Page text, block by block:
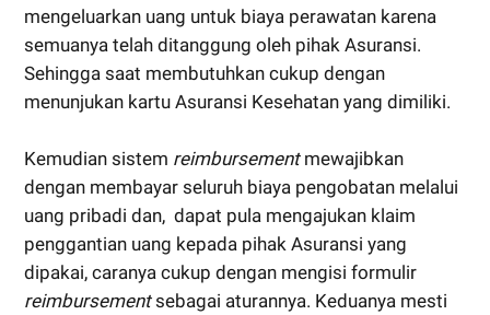
mengeluarkan uang untuk biaya perawatan karena
semuanya telah ditanggung oleh pihak Asuransi.
Sehingga saat membutuhkan cukup dengan
menunjukan kartu Asuransi Kesehatan yang dimiliki.
Kemudian sistem reimbursementmewajibkan
dengan membayar seluruh biaya pengobatan melalui
uang pribadi dan, dapat pula mengajukan klaim
penggantian uang kepada pihak Asuransi yang
dipakai, caranya cukup dengan mengisi formulir
reimbursementsebagai aturannya. Keduanya mesti